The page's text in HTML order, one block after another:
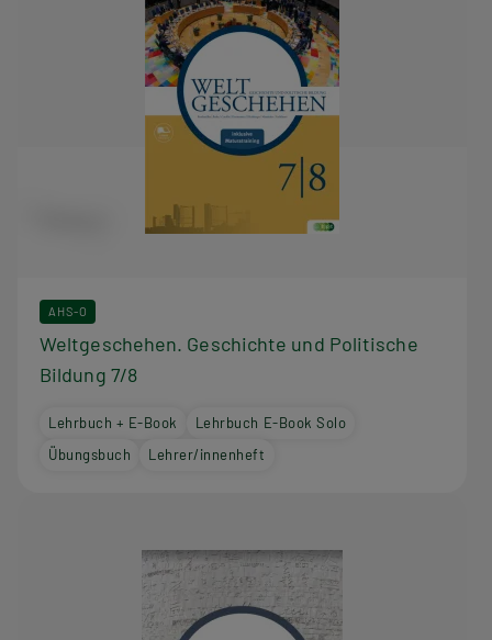
AHS-O
Weltgeschehen. Geschichte und Politische
Bildung 7/8
Lehrbuch + E-Book
Lehrbuch E-Book Solo
Übungsbuch
Lehrer/innenheft